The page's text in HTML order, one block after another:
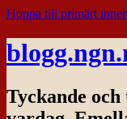
Hoppa till primärt
Tyckande